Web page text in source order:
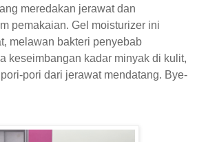
meredakan jerawat dan
pemakaian. Gel moisturizer ini
melawan bakteri penyebab
keseimbangan kadar minyak di kulit,
pori dari jerawat mendatang. Bye-